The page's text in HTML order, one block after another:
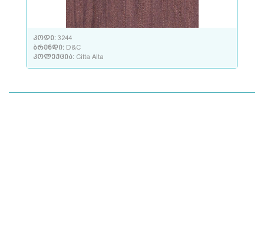
კოდი: 3244
ბრენდი: D&C
კოლექცია: Citta Alta